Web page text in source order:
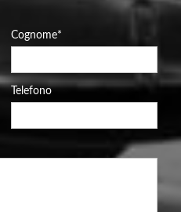
Cognome*
Telefono